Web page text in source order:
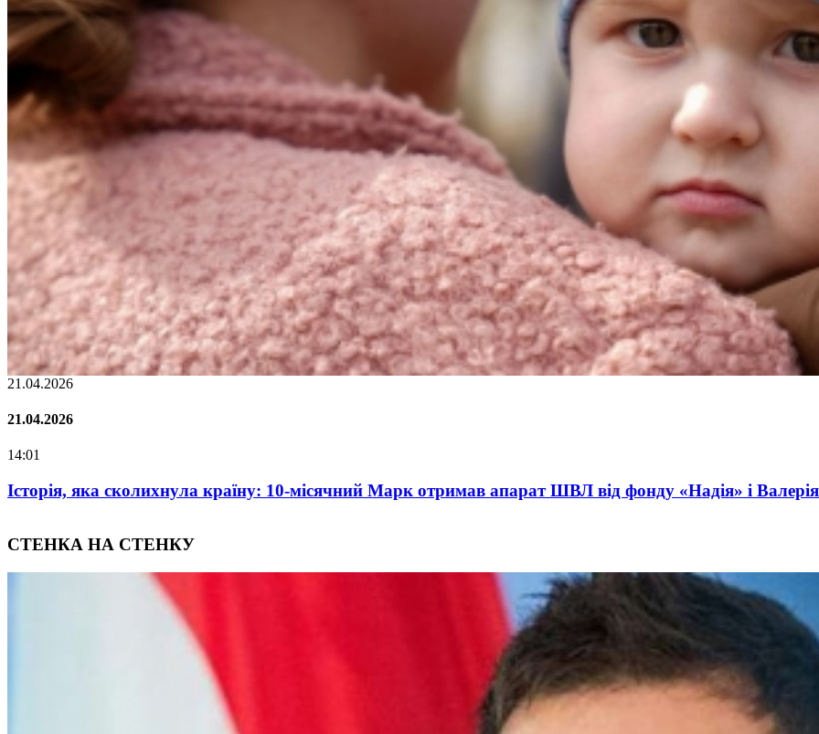
02.02.2026
02.02.2026
07:00
Oleksii Abasov: How Ukrainian Businesses Can Attract International Investments and Hedge Risks During
СТЕНКА НА СТЕНКУ